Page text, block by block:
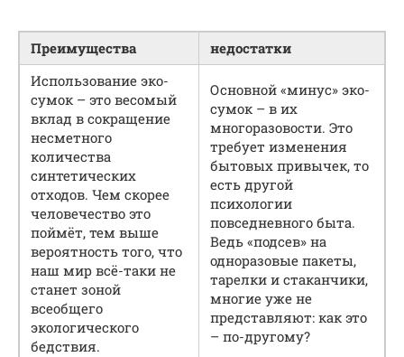
Преимущества
недостатки
Использование эко-
сумок – это весомый
вклад в сокращение
несметного
количества
синтетических
отходов. Чем скорее
человечество это
поймёт, тем выше
вероятность того, что
наш мир всё-таки не
станет зоной
всеобщего
экологического
бедствия.
Основной «минус» эко-
сумок – в их
многоразовости. Это
требует изменения
бытовых привычек, то
есть другой
психологии
повседневного быта.
Ведь «подсев» на
одноразовые пакеты,
тарелки и стаканчики,
многие уже не
представляют: как это
– по-другому?